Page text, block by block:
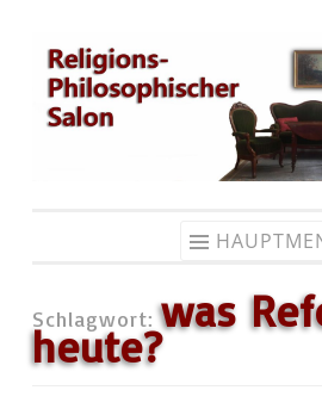
Zum
Inhalt
springen
Schlagwort:was
heute?